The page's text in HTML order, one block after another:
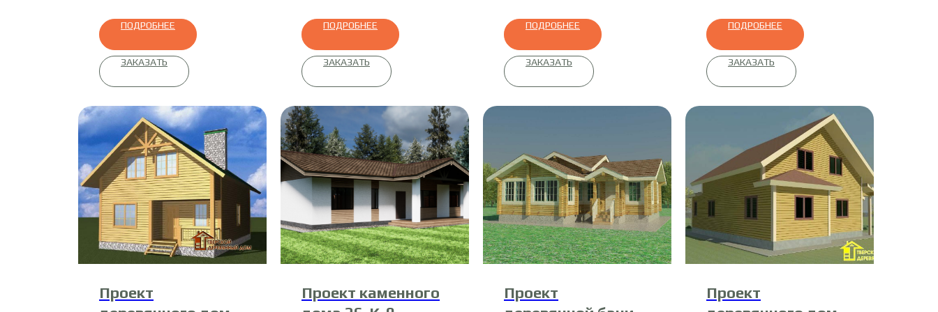
ПОДРОБНЕЕ
ЗАКАЗАТЬ
ПОДРОБНЕЕ
ЗАКАЗАТЬ
ПОДРОБНЕЕ
ЗАКАЗАТЬ
ПОДРОБНЕЕ
ЗАКАЗАТЬ
Проект
Проект каменного
Проект
Проект